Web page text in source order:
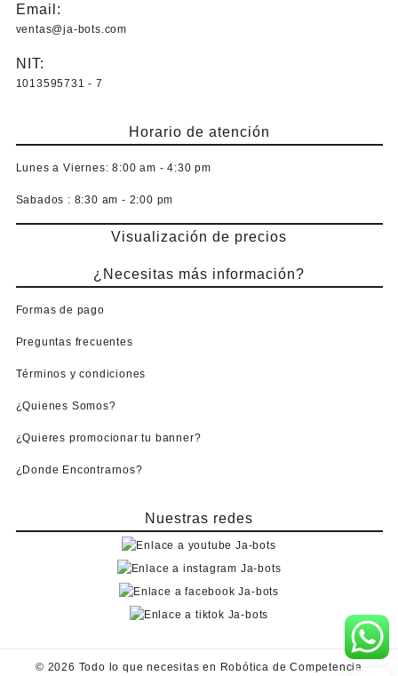
producto
Email:
ventas@ja-bots.com
NIT:
1013595731 - 7
Horario de atención
Lunes a Viernes: 8:00 am - 4:30 pm
Sabados : 8:30 am - 2:00 pm
Visualización de precios
¿Necesitas más información?
Formas de pago
Preguntas frecuentes
Términos y condiciones
¿Quienes Somos?
¿Quieres promocionar tu banner?
¿Donde Encontrarnos?
Nuestras redes
© 2026 Todo lo que necesitas en Robótica de Competencia